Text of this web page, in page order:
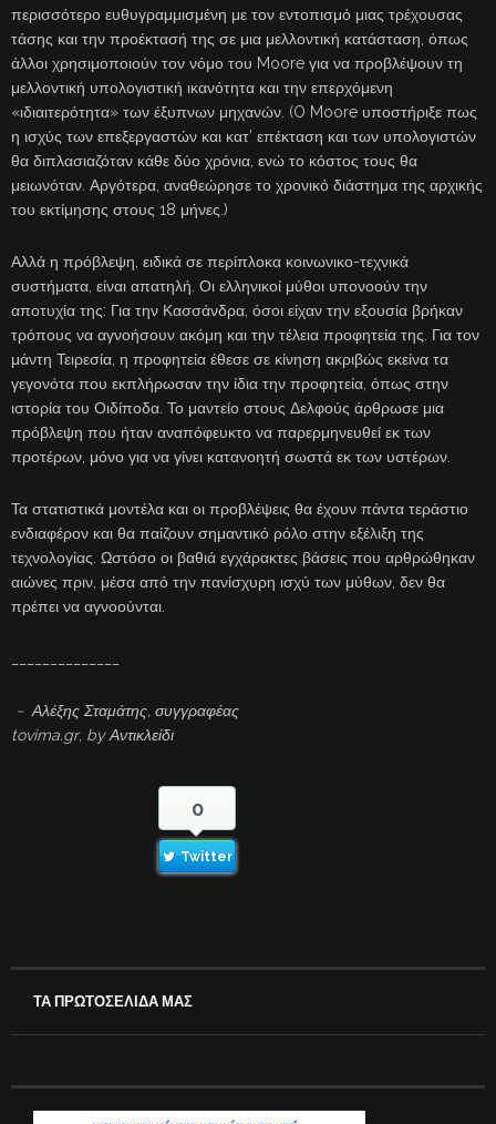
περισσότερο ευθυγραμμισμένη με τον εντοπισμό μιας τρέχουσας
τάσης και την προέκτασή της σε μια μελλοντική κατάσταση, όπως
άλλοι χρησιμοποιούν τον νόμο του Moore για να προβλέψουν τη
μελλοντική υπολογιστική ικανότητα και την επερχόμενη
«ιδιαιτερότητα» των έξυπνων μηχανών. (O Moore υποστήριξε πως
η ισχύς των επεξεργαστών και κατ’ επέκταση και των υπολογιστών
θα διπλασιαζόταν κάθε δύο χρόνια, ενώ το κόστος τους θα
μειωνόταν. Αργότερα, αναθεώρησε το χρονικό διάστημα της αρχικής
του εκτίμησης στους 18 μήνες.)
Αλλά η πρόβλεψη, ειδικά σε περίπλοκα κοινωνικο-τεχνικά
συστήματα, είναι απατηλή. Οι ελληνικοί μύθοι υπονοούν την
αποτυχία της: Για την Κασσάνδρα, όσοι είχαν την εξουσία βρήκαν
τρόπους να αγνοήσουν ακόμη και την τέλεια προφητεία της. Για τον
μάντη Τειρεσία, η προφητεία έθεσε σε κίνηση ακριβώς εκείνα τα
γεγονότα που εκπλήρωσαν την ίδια την προφητεία, όπως στην
ιστορία του Οιδίποδα. Το μαντείο στους Δελφούς άρθρωσε μια
πρόβλεψη που ήταν αναπόφευκτο να παρερμηνευθεί εκ των
προτέρων, μόνο για να γίνει κατανοητή σωστά εκ των υστέρων.
Τα στατιστικά μοντέλα και οι προβλέψεις θα έχουν πάντα τεράστιο
ενδιαφέρον και θα παίζουν σημαντικό ρόλο στην εξέλιξη της
τεχνολογίας. Ωστόσο οι βαθιά εγχάρακτες βάσεις που αρθρώθηκαν
αιώνες πριν, μέσα από την πανίσχυρη ισχύ των μύθων, δεν θα
πρέπει να αγνοούνται.
~ Αλέξης Σταμάτης, συγγραφέας
tovima.gr, by Αντικλείδι
0
Twitter
ΤΑ ΠΡΩΤΟΣΕΛΙΔΑ ΜΑΣ